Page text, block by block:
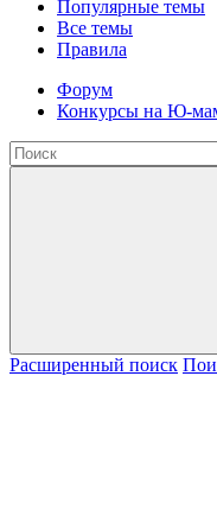
Популярные темы
Все темы
Правила
Форум
Конкурсы на Ю-
Расширенный поиск